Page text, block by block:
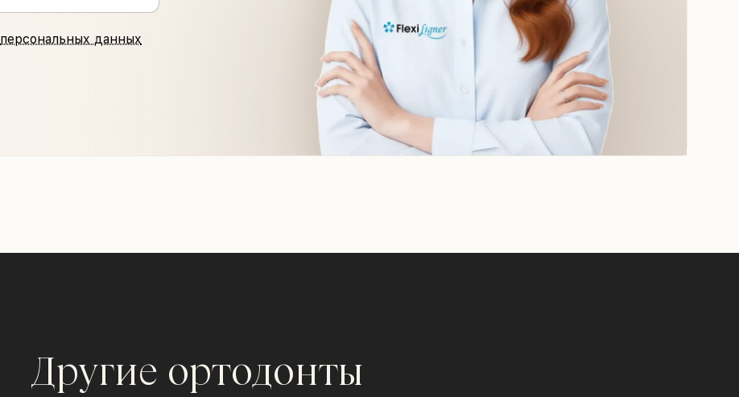
персональных данных
Другие ортодонты